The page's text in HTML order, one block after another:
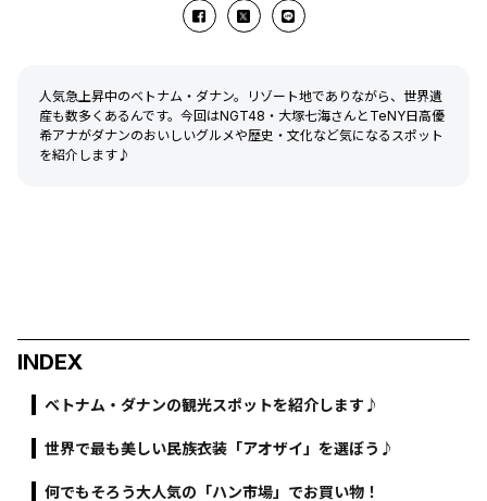
人気急上昇中のベトナム・ダナン。リゾート地でありながら、世界遺
産も数多くあるんです。今回はNGT48・大塚七海さんとTeNY日高優
希アナがダナンのおいしいグルメや歴史・文化など気になるスポット
を紹介します♪
INDEX
ベトナム・ダナンの観光スポットを紹介します♪
世界で最も美しい民族衣装「アオザイ」を選ぼう♪
何でもそろう大人気の「ハン市場」でお買い物！